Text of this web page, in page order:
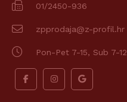
01/2450-936
zpprodaja@z-profil.hr
Pon-Pet 7-15, Sub 7-12